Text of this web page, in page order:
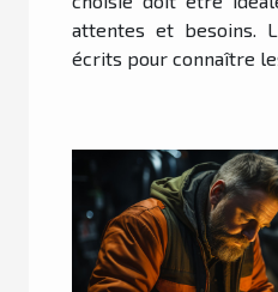
attentes et besoins.
écrits pour connaître